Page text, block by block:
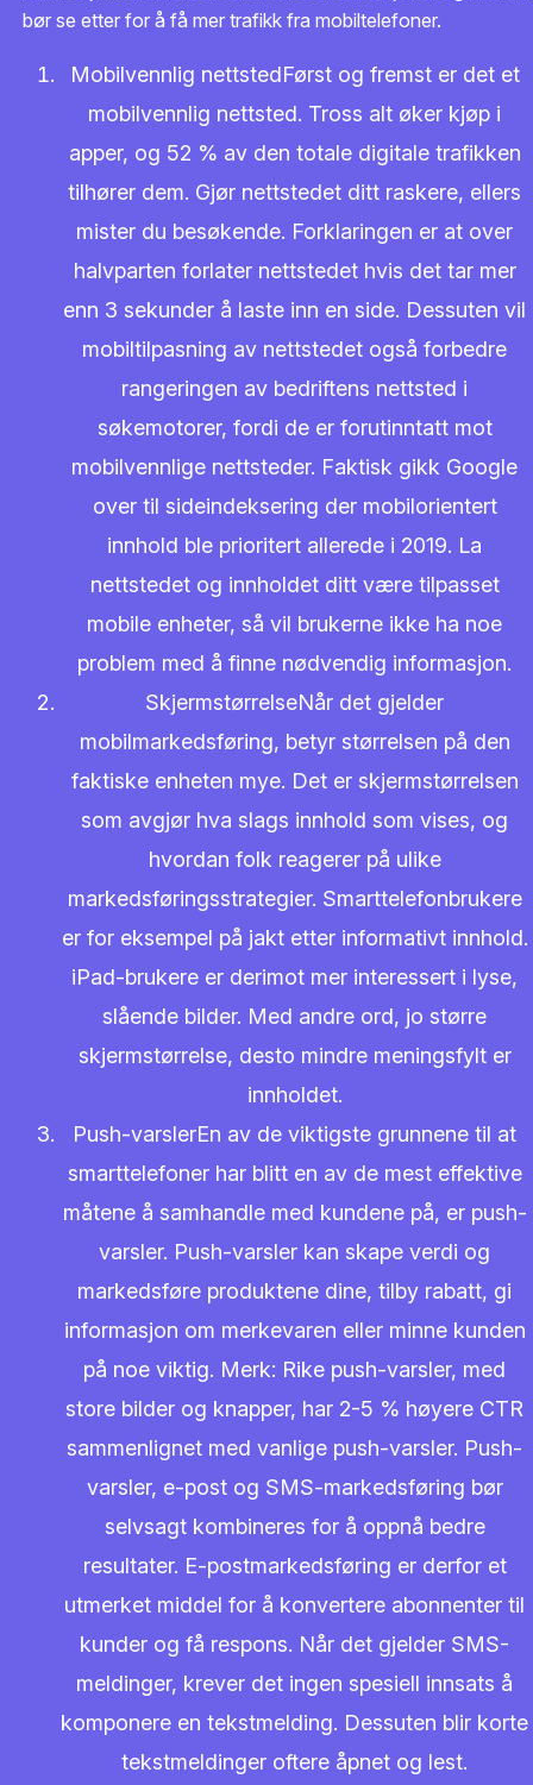
bør se etter for å få mer trafikk fra mobiltelefoner.
Mobilvennlig nettstedFørst og fremst er det et
mobilvennlig nettsted. Tross alt øker kjøp i
apper, og 52 % av den totale digitale trafikken
tilhører dem. Gjør nettstedet ditt raskere, ellers
mister du besøkende. Forklaringen er at over
halvparten forlater nettstedet hvis det tar mer
enn 3 sekunder å laste inn en side. Dessuten vil
mobiltilpasning av nettstedet også forbedre
rangeringen av bedriftens nettsted i
søkemotorer, fordi de er forutinntatt mot
mobilvennlige nettsteder. Faktisk gikk Google
over til sideindeksering der mobilorientert
innhold ble prioritert allerede i 2019. La
nettstedet og innholdet ditt være tilpasset
mobile enheter, så vil brukerne ikke ha noe
problem med å finne nødvendig informasjon.
SkjermstørrelseNår det gjelder
mobilmarkedsføring, betyr størrelsen på den
faktiske enheten mye. Det er skjermstørrelsen
som avgjør hva slags innhold som vises, og
hvordan folk reagerer på ulike
markedsføringsstrategier. Smarttelefonbrukere
er for eksempel på jakt etter informativt innhold.
iPad-brukere er derimot mer interessert i lyse,
slående bilder. Med andre ord, jo større
skjermstørrelse, desto mindre meningsfylt er
innholdet.
Push-varslerEn av de viktigste grunnene til at
smarttelefoner har blitt en av de mest effektive
måtene å samhandle med kundene på, er push-
varsler. Push-varsler kan skape verdi og
markedsføre produktene dine, tilby rabatt, gi
informasjon om merkevaren eller minne kunden
på noe viktig. Merk: Rike push-varsler, med
store bilder og knapper, har 2-5 % høyere CTR
sammenlignet med vanlige push-varsler. Push-
varsler, e-post og SMS-markedsføring bør
selvsagt kombineres for å oppnå bedre
resultater. E-postmarkedsføring er derfor et
utmerket middel for å konvertere abonnenter til
kunder og få respons. Når det gjelder SMS-
meldinger, krever det ingen spesiell innsats å
komponere en tekstmelding. Dessuten blir korte
tekstmeldinger oftere åpnet og lest.